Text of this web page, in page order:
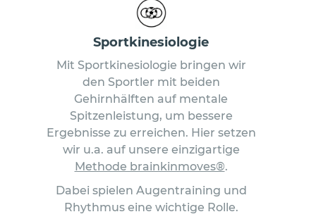
Sportkinesiologie
Mit Sportkinesiologie bringen wir
den Sportler mit beiden
Gehirnhälften auf mentale
Spitzenleistung, um bessere
Ergebnisse zu erreichen. Hier setzen
wir u.a. auf unsere einzigartige
Methode brainkinmoves®.
Dabei spielen Augentraining und
Rhythmus eine wichtige Rolle.